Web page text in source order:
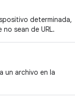
determinada,
sean de URL.
un archivo en la